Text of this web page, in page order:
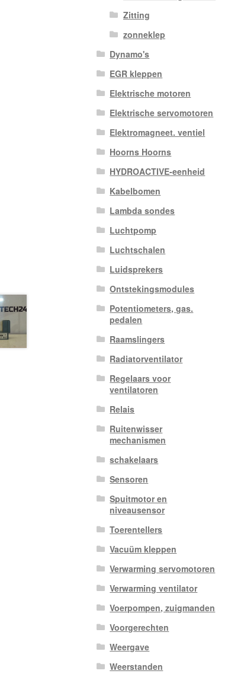
Zitting
zonneklep
Dynamo's
EGR kleppen
Elektrische motoren
Elektrische servomotoren
Elektromagneet. ventiel
Hoorns Hoorns
HYDROACTIVE-eenheid
Kabelbomen
Lambda sondes
Luchtpomp
Luchtschalen
Luidsprekers
Ontstekingsmodules
Potentiometers, gas.
pedalen
Raamslingers
Radiatorventilator
Regelaars voor
ventilatoren
Relais
Ruitenwisser
mechanismen
schakelaars
Sensoren
Spuitmotor en
niveausensor
Toerentellers
Vacuüm kleppen
Verwarming servomotoren
Verwarming ventilator
Voerpompen, zuigmanden
Voorgerechten
Weergave
Weerstanden